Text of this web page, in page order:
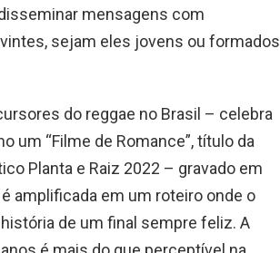
mensagens com
sejam eles jovens ou formados
do reggae no Brasil – celebra
um “Filme de Romance”, título da
Planta e Raiz 2022 – gravado em
amplificada em um roteiro onde o
de um final sempre feliz. A